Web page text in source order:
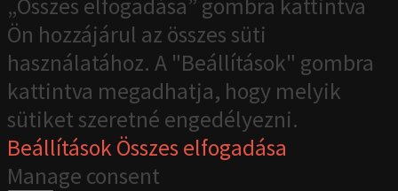
„Összes elfogadása” gombra kattintva
Ön hozzájárul az összes süti
használatához. A "Beállítások" gombra
kattintva megadhatja, hogy melyik
sütiket szeretné engedélyezni.
BeállításokÖsszes elfogadása
Manage consent